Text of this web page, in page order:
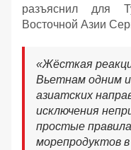
разъяснил для
Восточной Азии
«Жёсткая
Вьетнам одним
азиатских
исключения
простые
морепродуктов